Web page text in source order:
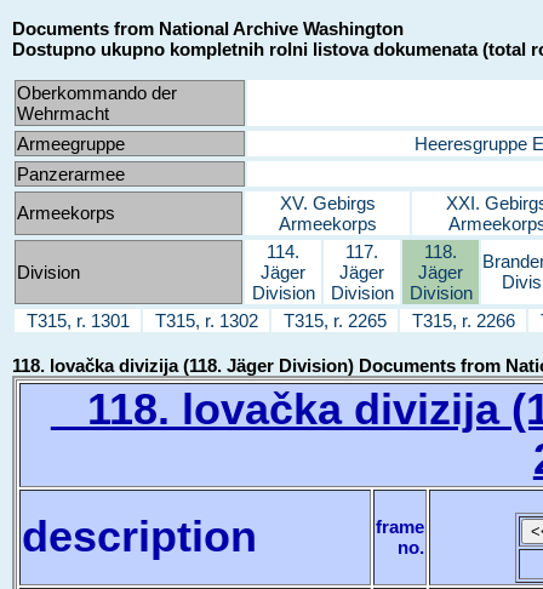
Documents from National Archive Washington
Dostupno ukupno kompletnih rolni listova dokumenata (total
Oberkommando der
Wehrmacht
Armeegruppe
Heeresgruppe E
Panzerarmee
Armeekorps
XV. Gebirgs
Armeekorps
XXI.
Division
114.
Jäger
Division
117.
Jäger
Division
118.
Jäger
Division
T315, r. 1301
T315, r. 1302 T315, r. 2265 T315, r. 2266
118. lovačka divizija (118. Jäger Division) Documents from
118. lovačka divizija
description
frame
no.